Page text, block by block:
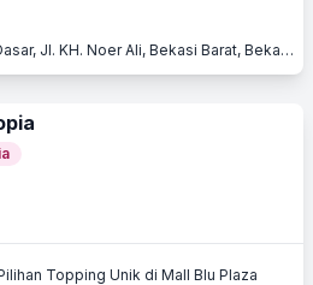
Mall Metropolitan, Lantai Dasar, Jl. KH. Noer Ali, Bekasi Barat, Bekasi, Jawa Barat
Topping Unik di Mall Blu Plaza